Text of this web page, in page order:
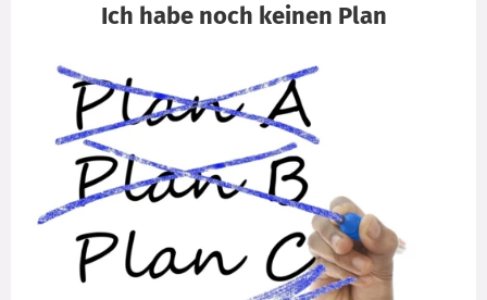
Ich habe noch keinen Plan